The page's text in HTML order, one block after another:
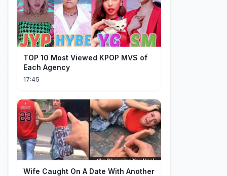
TOP 10 Most Viewed KPOP MVS of
Each Agency
17:45
Wife Caught On A Date With Another